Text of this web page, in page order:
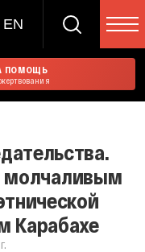
EN
ПОМОЩЬ
молчаливым
Карабахе